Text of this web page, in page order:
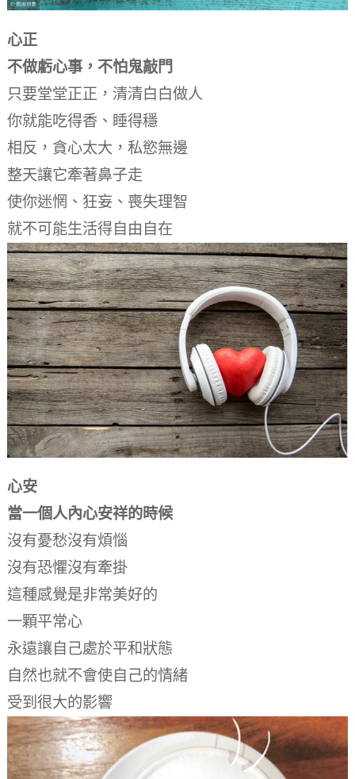
心正
不做虧心事，不怕鬼敲門
只要堂堂正正，清清白白做人
你就能吃得香、睡得穩
相反，貪心太大，私慾無邊
整天讓它牽著鼻子走
使你迷惘、狂妄、喪失理智
就不可能生活得自由自在
心安
當一個人內心安祥的時候
沒有憂愁沒有煩惱
沒有恐懼沒有牽掛
這種感覺是非常美好的
一顆平常心
永遠讓自己處於平和狀態
自然也就不會使自己的情緒
受到很大的影響